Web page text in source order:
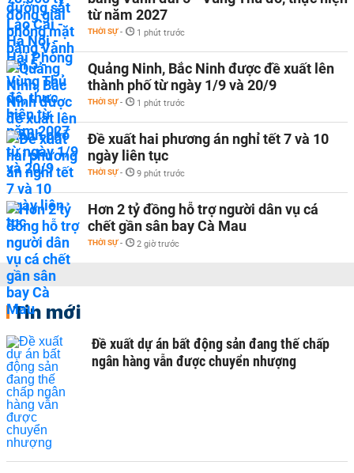
từ năm 2027
THỜI SỰ - 1 phút trước
Quảng Ninh, Bắc Ninh được đề xuất lên
thành phố từ ngày 1/9 và 20/9
THỜI SỰ - 1 phút trước
Đề xuất hai phương án nghỉ tết 7 và 10
ngày liên tục
THỜI SỰ - 9 phút trước
Hơn 2 tỷ đồng hỗ trợ người dân vụ cá
chết gần sân bay Cà Mau
THỜI SỰ - 2 giờ trước
Tin mới
Đề xuất dự án bất động sản đang thế chấp
ngân hàng vẫn được chuyển nhượng